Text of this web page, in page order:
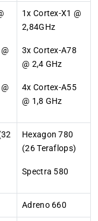
1x Cortex-X1 @
2,84GHz
3x Cortex-A78
@ 2,4 GHz
4x Cortex-A55
@ 1,8 GHz
Hexagon 780
(26 Teraflops)
Spectra 580
Adreno 660